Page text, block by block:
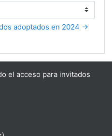
adoptados en 2024 →
el acceso para invitados